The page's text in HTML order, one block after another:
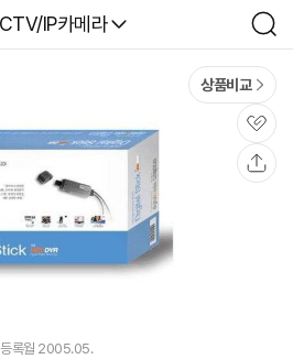
와IP카메라
검
색
상품비교
관
심
등록월 2005.05.